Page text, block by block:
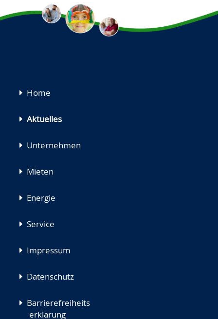
Navigation
Home
Aktuelles
Unternehmen
Mieten
Energie
Service
Impressum
Datenschutz
Barrierefreiheits
erklärung